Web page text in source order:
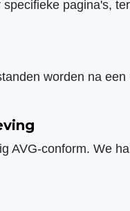
pagina's,
worden na
AVG-conform. We